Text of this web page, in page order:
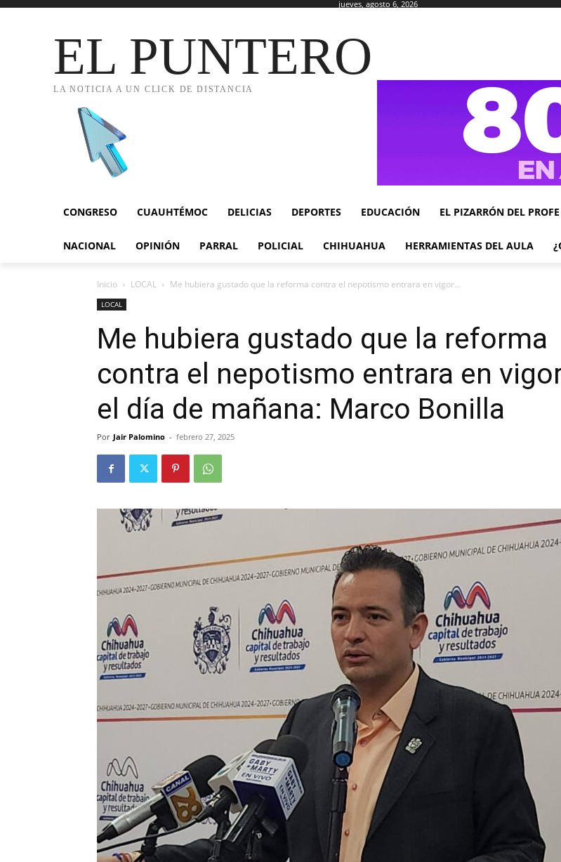
jueves, agosto 6, 2026
EL PUNTERO
LA NOTICIA A UN CLICK DE DISTANCIA
CONGRESO CUAUHTÉMOC DELICIAS DEPORTES EDUCACIÓN EL PIZARRÓN DEL PROFE
NACIONAL OPINIÓN PARRAL POLICIAL CHIHUAHUA HERRAMIENTAS DEL AULA
Inicio LOCAL Me hubiera gustado que la reforma contra el nepotismo entrara en vigor...
LOCAL
Me hubiera gustado que la reforma
contra el nepotismo entrara en
el día de mañana: Marco Bonilla
Por Jair Palomino - febrero 27, 2025